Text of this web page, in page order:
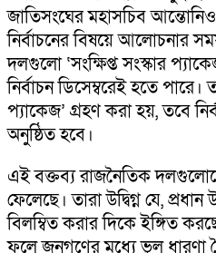
জাতিসংঘের মহাসচিব
নির্বাচনের বিষয়ে আলোচনার
দলগুলো ‘সংক্ষিপ্ত সংস্কার
নির্বাচন ডিসেম্বরেই হতে পারে।
প্যাকেজ’ গ্রহণ করা হয়, তবে
অনুষ্ঠিত হবে।
এই বক্তব্য রাজনৈতিক
ফেলেছে। তারা উদ্বিগ্ন যে, প্রধান
বিলম্বিত করার দিকে ইঙ্গিত
ফলে জনগণের মধ্যে ভুল ধারণা